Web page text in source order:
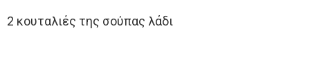
2 κουταλιές της σούπας λάδι